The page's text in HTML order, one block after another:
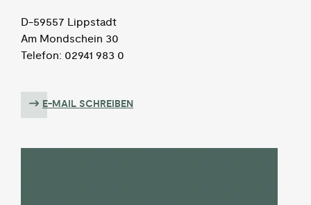
D-59557 Lippstadt
Am Mondschein 30
Telefon: 02941 983 0
E-MAIL SCHREIBEN